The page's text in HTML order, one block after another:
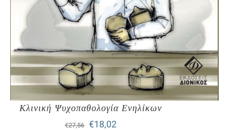
Κλινική Ψυχοπαθολογία Ενηλίκων
€27,56
Original
€18,02Η